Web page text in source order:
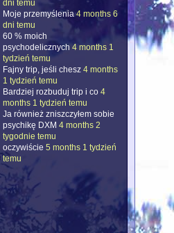
dni temu
Moje przemyślenia 4 months 6
dni temu
60 % moich
psychodelicznych 4 months 1
tydzień temu
Fajny trip, jeśli chesz 4 months
1 tydzień temu
Bardziej rozbuduj trip i co 4
months 1 tydzień temu
Ja również zniszczyłem sobie
psychikę DXM 4 months 2
tygodnie temu
oczywiście 5 months 1 tydzień
temu